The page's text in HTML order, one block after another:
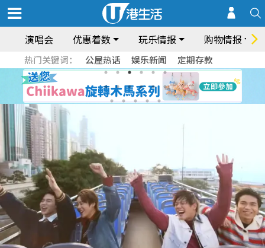
演唱会 优惠着数 玩乐情报 购物情报
热门关键词： 公屋热话 娱乐新闻 定期存款